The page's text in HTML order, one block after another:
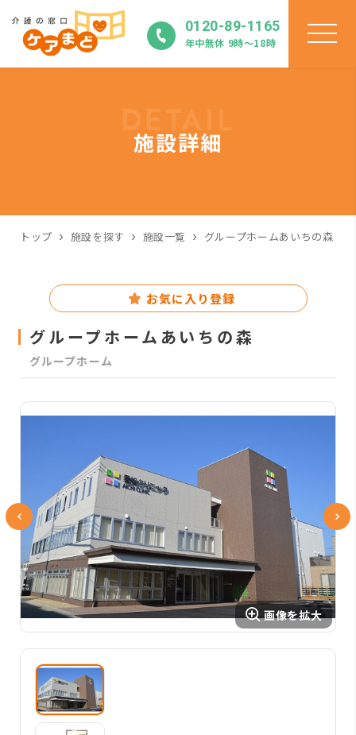
0120-89-1165
年中無休 9時〜18時
施設詳細
トップ 施設を探す 施設一覧 グループホームあいちの森
お気に入り登録
グループホームあいちの森
グループホーム